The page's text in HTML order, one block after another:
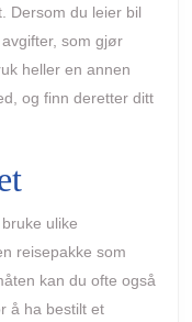
Dersom du leier bil
som gjør
heller en annen
og finn deretter ditt
ulike
reisepakke som
kan du ofte også
å ha bestilt et